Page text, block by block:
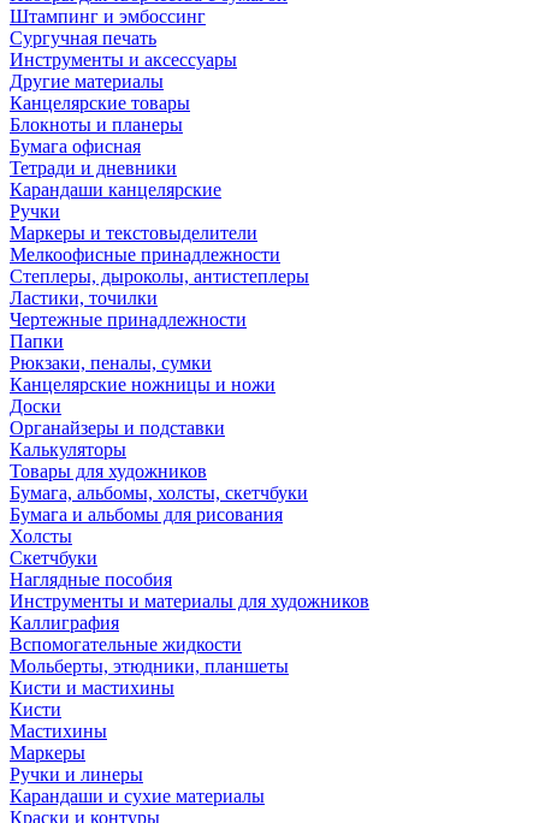
Штампинг и эмбоссинг
Сургучная печать
Инструменты и аксессуары
Другие материалы
Канцелярские товары
Блокноты и планеры
Бумага офисная
Тетради и дневники
Карандаши канцелярские
Ручки
Маркеры и текстовыделители
Мелкоофисные принадлежности
Степлеры, дыроколы, антистеплеры
Ластики, точилки
Чертежные принадлежности
Папки
Рюкзаки, пеналы, сумки
Канцелярские ножницы и ножи
Доски
Органайзеры и подставки
Калькуляторы
Товары для художников
Бумага, альбомы, холсты, скетчбуки
Бумага и альбомы для рисования
Холсты
Скетчбуки
Наглядные пособия
Инструменты и материалы для художников
Каллиграфия
Вспомогательные жидкости
Мольберты, этюдники, планшеты
Кисти и мастихины
Кисти
Мастихины
Маркеры
Ручки и линеры
Карандаши и сухие материалы
Краски и контуры